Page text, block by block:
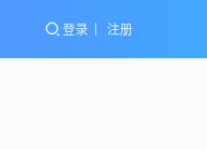
登录 注册